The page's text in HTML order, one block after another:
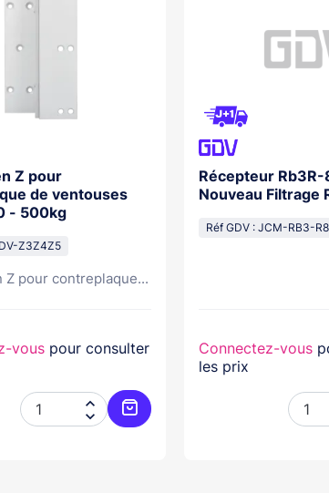
Z pour
de ventouses
- 500kg
Z3Z4Z5
Z pour contreplaque...
vous pour consulter


Ajouter au panier
Récepteur
Nouveau Filtrage
Réf GDV : JCM-RB3-
Connectez-vous
les prix